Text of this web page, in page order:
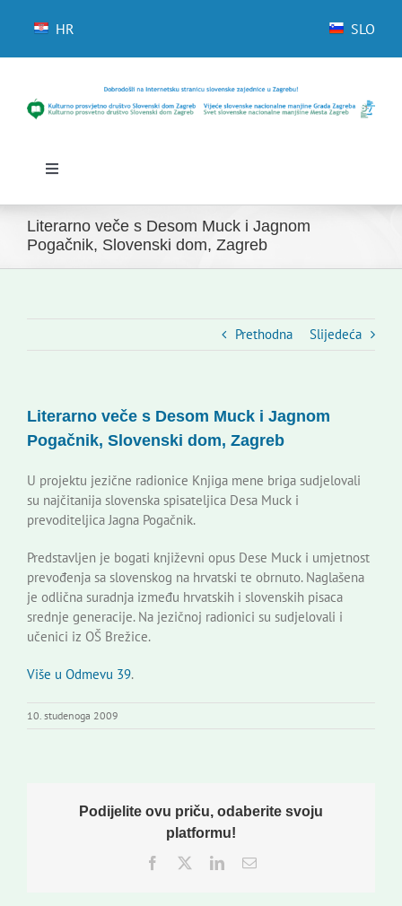
HR SLO
Toggle
Početna
Novosti
Slovenski dom Zagreb
Korisne informacije
Literarno veče s Desom Muck i Jagnom
Pogačnik, Slovenski dom, Zagreb
Prethodna Slijedeća
Literarno veče s Desom Muck i Jagnom
Pogačnik, Slovenski dom, Zagreb
U projektu jezične radionice Knjiga mene briga sudjelovali
su najčitanija slovenska spisateljica Desa Muck i
prevoditeljica Jagna Pogačnik.
Predstavljen je bogati književni opus Dese Muck i umjetnost
prevođenja sa slovenskog na hrvatski te obrnuto. Naglašena
je odlična suradnja između hrvatskih i slovenskih pisaca
srednje generacije. Na jezičnoj radionici su sudjelovali i
učenici iz OŠ Brežice.
Više u Odmevu 39.
10. studenoga 2009
Podijelite ovu priču, odaberite svoju
platformu!
Facebook
TwitterLinkedInEmail: